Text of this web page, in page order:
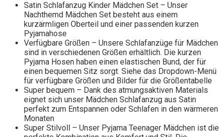
Satin Schlafanzug Kinder Mädchen Set – Unser
Nachthemd Mädchen Set besteht aus einem
kurzärmligen Oberteil und einer passenden kurzen
Pyjamahose
Verfügbare Größen – Unsere Schlafanzüge für Mädchen
sind in verschiedenen Größen erhältlich. Die kurzen
Pyjama Hosen haben einen elastischen Bund, der für
einen bequemen Sitz sorgt. Siehe das Dropdown-Menü
für verfügbare Größen und Bilder für die Größentabelle
Super bequem – Dank des atmungsaktiven Materials
eignet sich unser Mädchen Schlafanzug aus Satin
perfekt zum Entspannen oder Schlafen in den wärmeren
Monaten
Super Stilvoll – Unser Pyjama Teenager Mädchen ist die